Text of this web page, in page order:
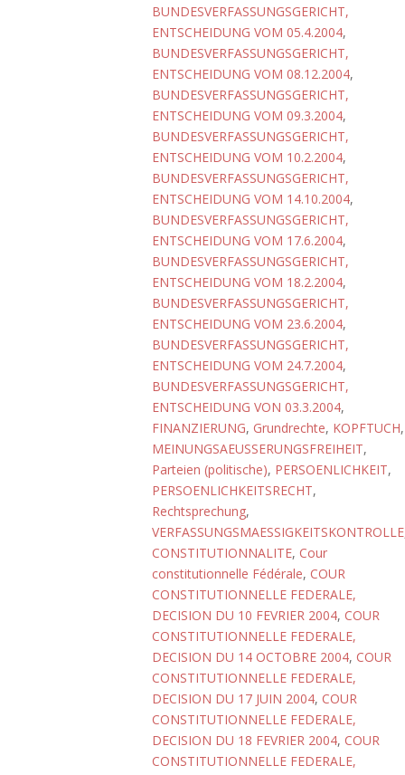
BUNDESVERFASSUNGSGERICHT,
ENTSCHEIDUNG VOM 05.4.2004,
BUNDESVERFASSUNGSGERICHT,
ENTSCHEIDUNG VOM 08.12.2004,
BUNDESVERFASSUNGSGERICHT,
ENTSCHEIDUNG VOM 09.3.2004,
BUNDESVERFASSUNGSGERICHT,
ENTSCHEIDUNG VOM 10.2.2004,
BUNDESVERFASSUNGSGERICHT,
ENTSCHEIDUNG VOM 14.10.2004,
BUNDESVERFASSUNGSGERICHT,
ENTSCHEIDUNG VOM 17.6.2004,
BUNDESVERFASSUNGSGERICHT,
ENTSCHEIDUNG VOM 18.2.2004,
BUNDESVERFASSUNGSGERICHT,
ENTSCHEIDUNG VOM 23.6.2004,
BUNDESVERFASSUNGSGERICHT,
ENTSCHEIDUNG VOM 24.7.2004,
BUNDESVERFASSUNGSGERICHT,
ENTSCHEIDUNG VON 03.3.2004,
FINANZIERUNG, Grundrechte, KOPFTUCH,
MEINUNGSAEUSSERUNGSFREIHEIT,
Parteien (politische), PERSOENLICHKEIT,
PERSOENLICHKEITSRECHT,
Rechtsprechung,
VERFASSUNGSMAESSIGKEITSKONTROLLE
CONSTITUTIONNALITE, Cour
constitutionnelle Fédérale, COUR
CONSTITUTIONNELLE FEDERALE,
DECISION DU 10 FEVRIER 2004, COUR
CONSTITUTIONNELLE FEDERALE,
DECISION DU 14 OCTOBRE 2004, COUR
CONSTITUTIONNELLE FEDERALE,
DECISION DU 17 JUIN 2004, COUR
CONSTITUTIONNELLE FEDERALE,
DECISION DU 18 FEVRIER 2004, COUR
CONSTITUTIONNELLE FEDERALE,